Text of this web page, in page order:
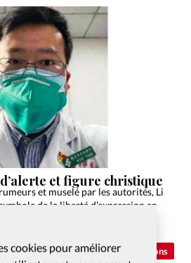
cookies pour améliorer
Opinions
et figure christique
et muselé par les autorités, Li
de la liberté d’expression en
est contrôlée par le régime.
Abonnés